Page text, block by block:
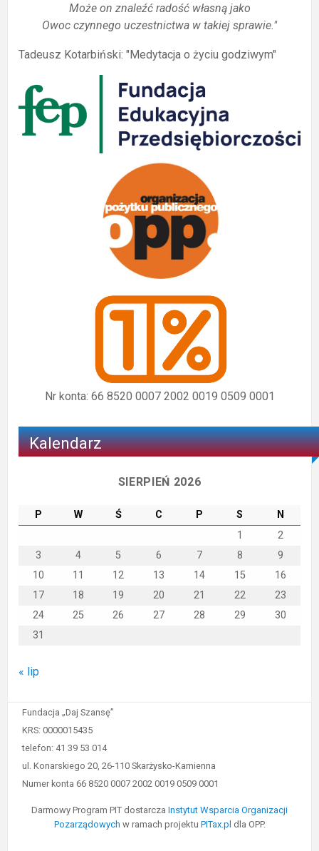
Może on znaleźć radość własną jako
Owoc czynnego uczestnictwa w takiej sprawie."
Tadeusz Kotarbiński: "Medytacja o życiu godziwym"
Nr konta: 66 8520 0007 2002 0019 0509 0001
Kalendarz
SIERPIEŃ 2026
P W Ś C P S
N
1
2
3
4 5 6 7 8
9
10
11 12 13 14 15
16
17
18 19 20 21 22
23
24
25 26 27 28 29
30
31
« lip
Fundacja „Daj Szansę”
KRS: 0000015435
telefon: 41 39 53 014
ul. Konarskiego 20, 26-110 Skarżysko-Kamienna
Numer konta 66 8520 0007 2002 0019 0509 0001
Darmowy Program PIT dostarcza Instytut Wsparcia Organizacji
Pozarządowych w ramach projektu PITax.pl dla OPP.